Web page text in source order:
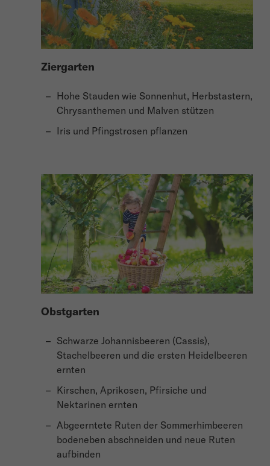
Ziergarten
Hohe Stauden wie Sonnenhut, Herbstastern,
Chrysanthemen und Malven stützen
Iris und Pfingstrosen pflanzen
Obstgarten
Schwarze Johannisbeeren (Cassis),
Stachelbeeren und die ersten Heidelbeeren
ernten
Kirschen, Aprikosen, Pfirsiche und
Nektarinen ernten
Abgeerntete Ruten der Sommerhimbeeren
bodeneben abschneiden und neue Ruten
aufbinden